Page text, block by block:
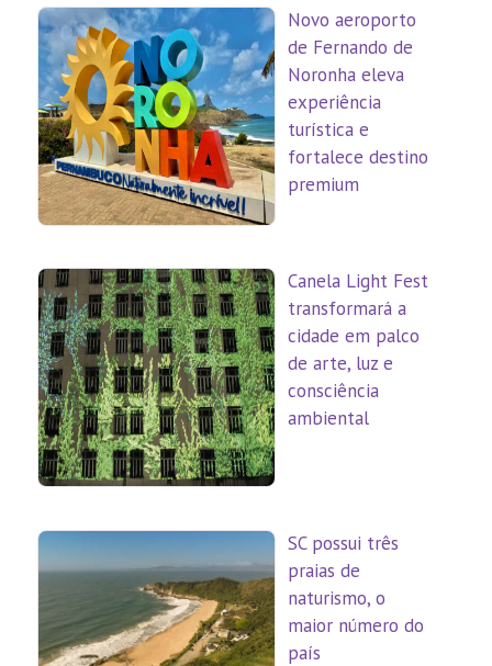
Novo aeroporto
de Fernando de
Noronha eleva
experiência
turística e
fortalece destino
premium
Canela Light Fest
transformará a
cidade em palco
de arte, luz e
consciência
ambiental
SC possui três
praias de
naturismo, o
maior número do
país